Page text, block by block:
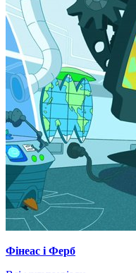
Фінеас і Ферб